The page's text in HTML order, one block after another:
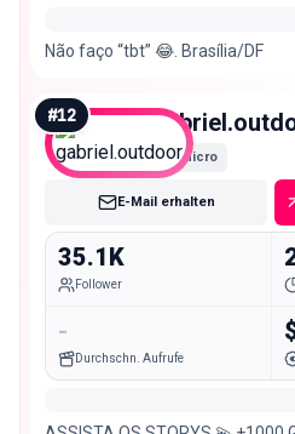
Não faço “tbt” 😂. Brasília/DF
#12
Micro
E-Mail erhalten
35.1K
Follower
-
Durchschn. Aufrufe